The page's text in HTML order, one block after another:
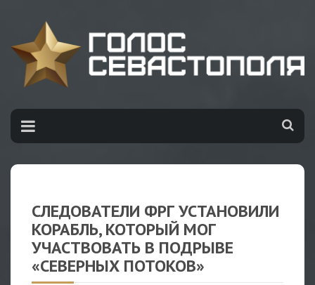
СЛЕДОВАТЕЛИ ФРГ УСТАНОВИЛИ
КОРАБЛЬ, КОТОРЫЙ МОГ
УЧАСТВОВАТЬ В ПОДРЫВЕ
«СЕВЕРНЫХ ПОТОКОВ»